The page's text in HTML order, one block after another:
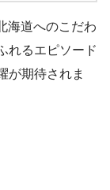
海道へのこだわ
れるエピソード
が期待されま